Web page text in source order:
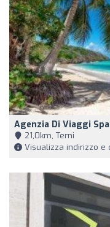
Agenzia Di Viaggi
21,0km, Terni
Visualizza indirizzo e